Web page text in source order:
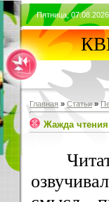
Пятница,
Главная » Статьи »
Жажда чтения
Читать